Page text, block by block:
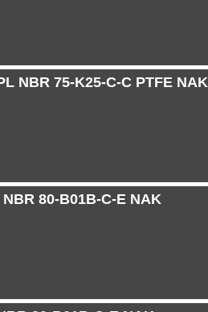
NBR 75-K25-C-C PTFE NAK
80-B01B-C-E NAK